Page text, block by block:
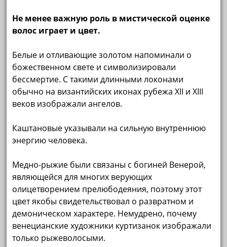
Не менее важную роль в мистической оценке
волос играет и цвет.
Белые и отливающие золотом напоминали о
божественном свете и символизировали
бессмертие. С такими длинными локонами
обычно на византийских иконах рубежа XII и XIII
веков изображали ангелов.
Каштановые указывали на сильную внутреннюю
энергию человека.
Медно-рыжие были связаны с богиней Венерой,
являющейся для многих верующих
олицетворением прелюбодеяния, поэтому этот
цвет якобы свидетельствовал о развратном и
демоническом характере. Немудрено, почему
венецианские художники куртизанок изображали
только рыжеволосыми.